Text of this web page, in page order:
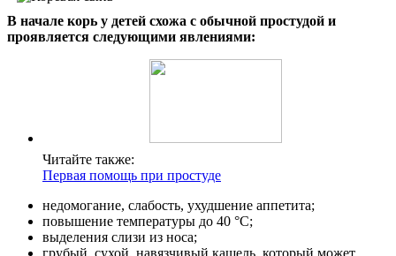
В начале корь у детей схожа с обычной простудой и
проявляется следующими явлениями:
Читайте также:
Первая помощь при простуде
недомогание, слабость, ухудшение аппетита;
повышение температуры до 40 °C;
выделения слизи из носа;
грубый, сухой, навязчивый кашель, который может